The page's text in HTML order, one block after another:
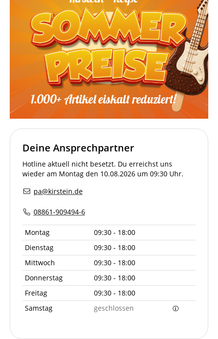
Deine Ansprechpartner
Hotline aktuell nicht besetzt. Du erreichst uns
wieder am Montag den 10.08.2026 um 09:30 Uhr.
pa@kirstein.de
08861-909494-6
Montag
09:30 - 18:00
Dienstag
09:30 - 18:00
Mittwoch
09:30 - 18:00
Donnerstag
09:30 - 18:00
Freitag
09:30 - 18:00
Samstag
geschlossen